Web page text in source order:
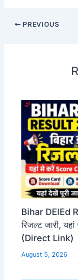
PREVIOUS
Bihar DElEd
रिजल्ट जारी,
(Direct Link)
August 5, 2026